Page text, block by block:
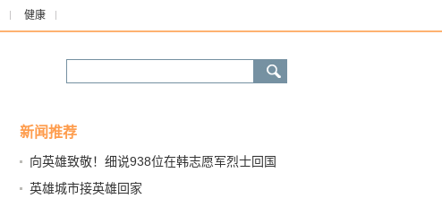
健康
新闻推荐
向英雄致敬！细说938位在韩志愿军烈士回国
路
英雄城市接英雄回家